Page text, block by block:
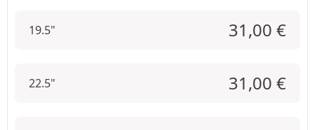
19.5" 31,00 €
22.5" 31,00 €